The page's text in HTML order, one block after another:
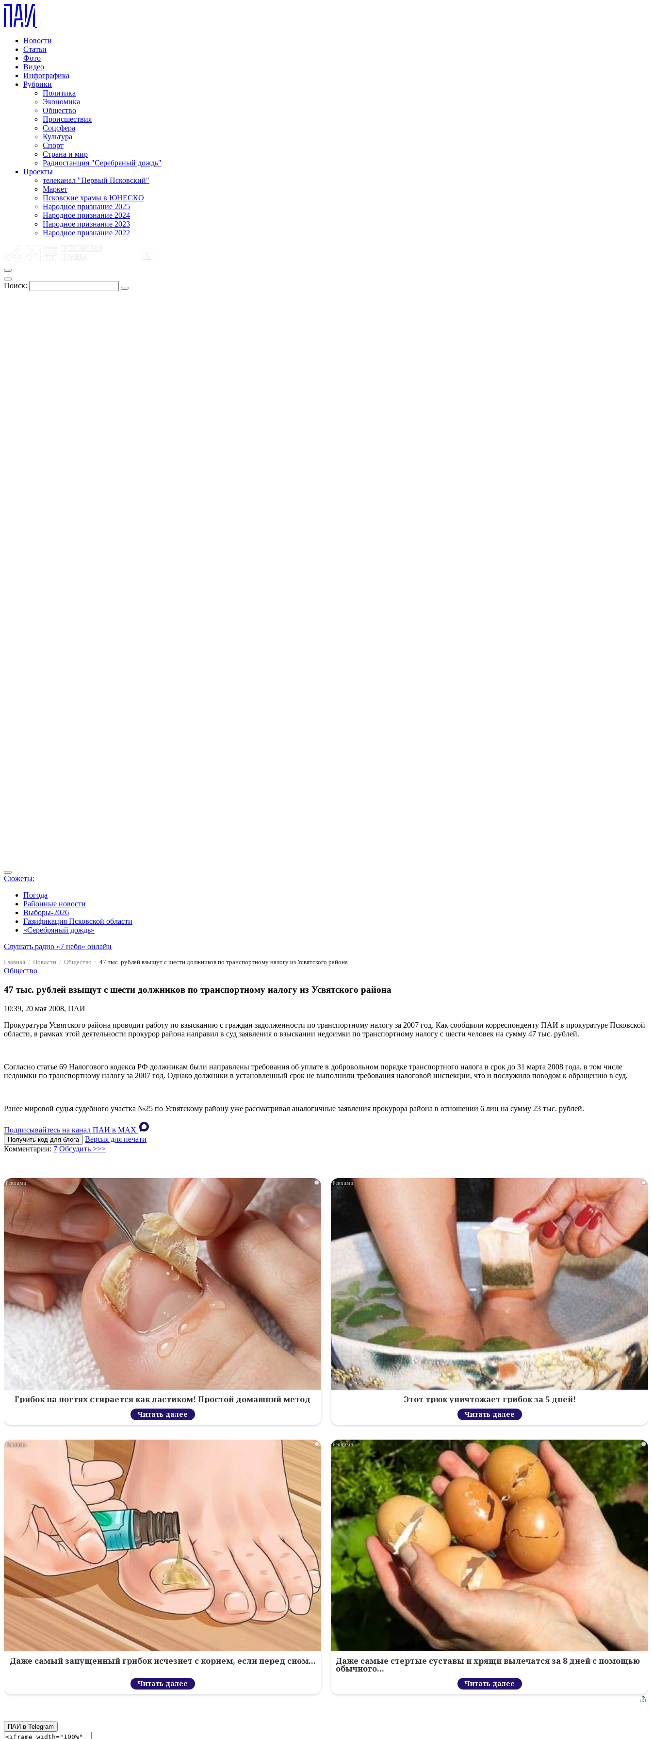
Новости
Статьи
Фото
Видео
Инфографика
Рубрики
Политика
Экономика
Общество
Происшествия
Соцсфера
Культура
Спорт
Страна и мир
Радиостанция "Серебряный дождь"
Проекты
телеканал "Первый Псковский"
Маркет
Псковские храмы в ЮНЕСКО
Народное признание 2025
Народное признание 2024
Народное признание 2023
Народное признание 2022
Поиск:
Сюжеты:
Погода
Районные новости
Выборы-2026
Газификация Псковской области
«Серебряный дождь»
Слушать радио «7 небо» онлайн
Главная Новости Общество 47 тыс. рублей взыщут с шести должников по транспортному налогу из Усвятского района
Общество
47 тыс. рублей взыщут с шести должников по транспортному налогу из Усвятского района
10:39, 20 мая 2008, ПАИ
Прокуратура Усвятского района проводит работу по взысканию с граждан задолженности по транспортному налогу за 2007 год. Как сообщили корреспонденту ПАИ в прокуратуре Псковской
области, в рамках этой деятельности прокурор района направил в суд заявления о взыскании недоимки по транспортному налогу с шести человек на сумму 47 тыс. рублей.
Согласно статье 69 Налогового кодекса РФ должникам были направлены требования об уплате в добровольном порядке транспортного налога в срок до 31 марта 2008 года, в том числе
недоимки по транспортному налогу за 2007 год. Однако должники в установленный срок не выполнили требования налоговой инспекции, что и послужило поводом к обращению в суд.
Ранее мировой судья судебного участка №25 по Усвятскому району уже рассматривал аналогичные заявления прокурора района в отношении 6 лиц на сумму 23 тыс. рублей.
Подписывайтесь на канал ПАИ в MAХ
Получить код для блога
Версия для печати
Комментарии: 7 Обсудить >>>
i
Грибок на ногтях стирается как ластиком! Простой домашний метод
Читать далее
i
Этот трюк уничтожает грибок за 5 дней!
Читать далее
i
Даже самый запущенный грибок исчезнет с корнем, если перед сном…
Читать далее
i
Даже самые стертые суставы и хрящи вылечатся за 8 дней с помощью
обычного…
Читать далее
ПАИ в Telegram